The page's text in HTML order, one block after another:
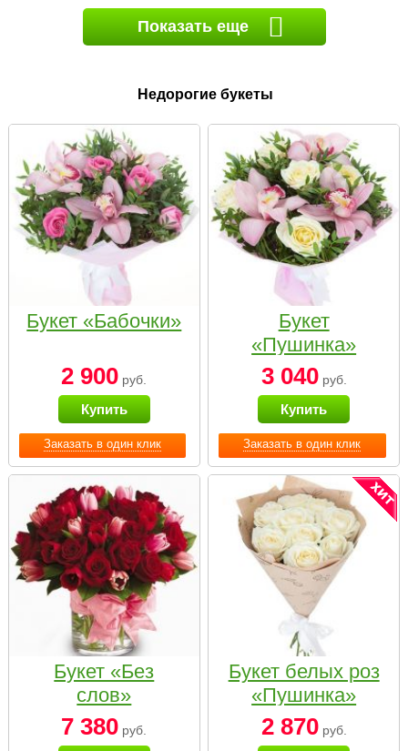
Показать еще
Недорогие букеты
Заказать в один клик
Букет «Бабочки»
2 900 руб.
Купить
Заказать в один клик
Букет
«Пушинка»
3 040руб.
Купить
Букет «Без
слов»
7 380 руб.
Букет белых роз
«Пушинка»
2 870руб.